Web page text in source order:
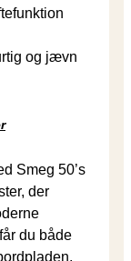
og jævn
Smeg 50’s
der
du både